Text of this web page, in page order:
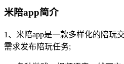
米陪app简介
1、米陪app是一款多样化的陪玩
需求发布陪玩任务;